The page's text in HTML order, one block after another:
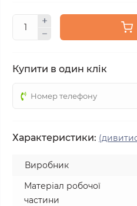
Купити в один клік
Характеристики:
Виробник
Матеріал робочої
частини